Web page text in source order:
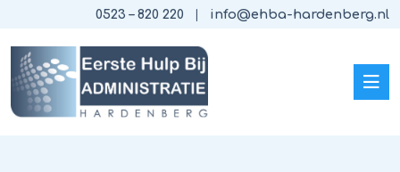
0523 – 820 220 info@ehba-hardenberg.nl